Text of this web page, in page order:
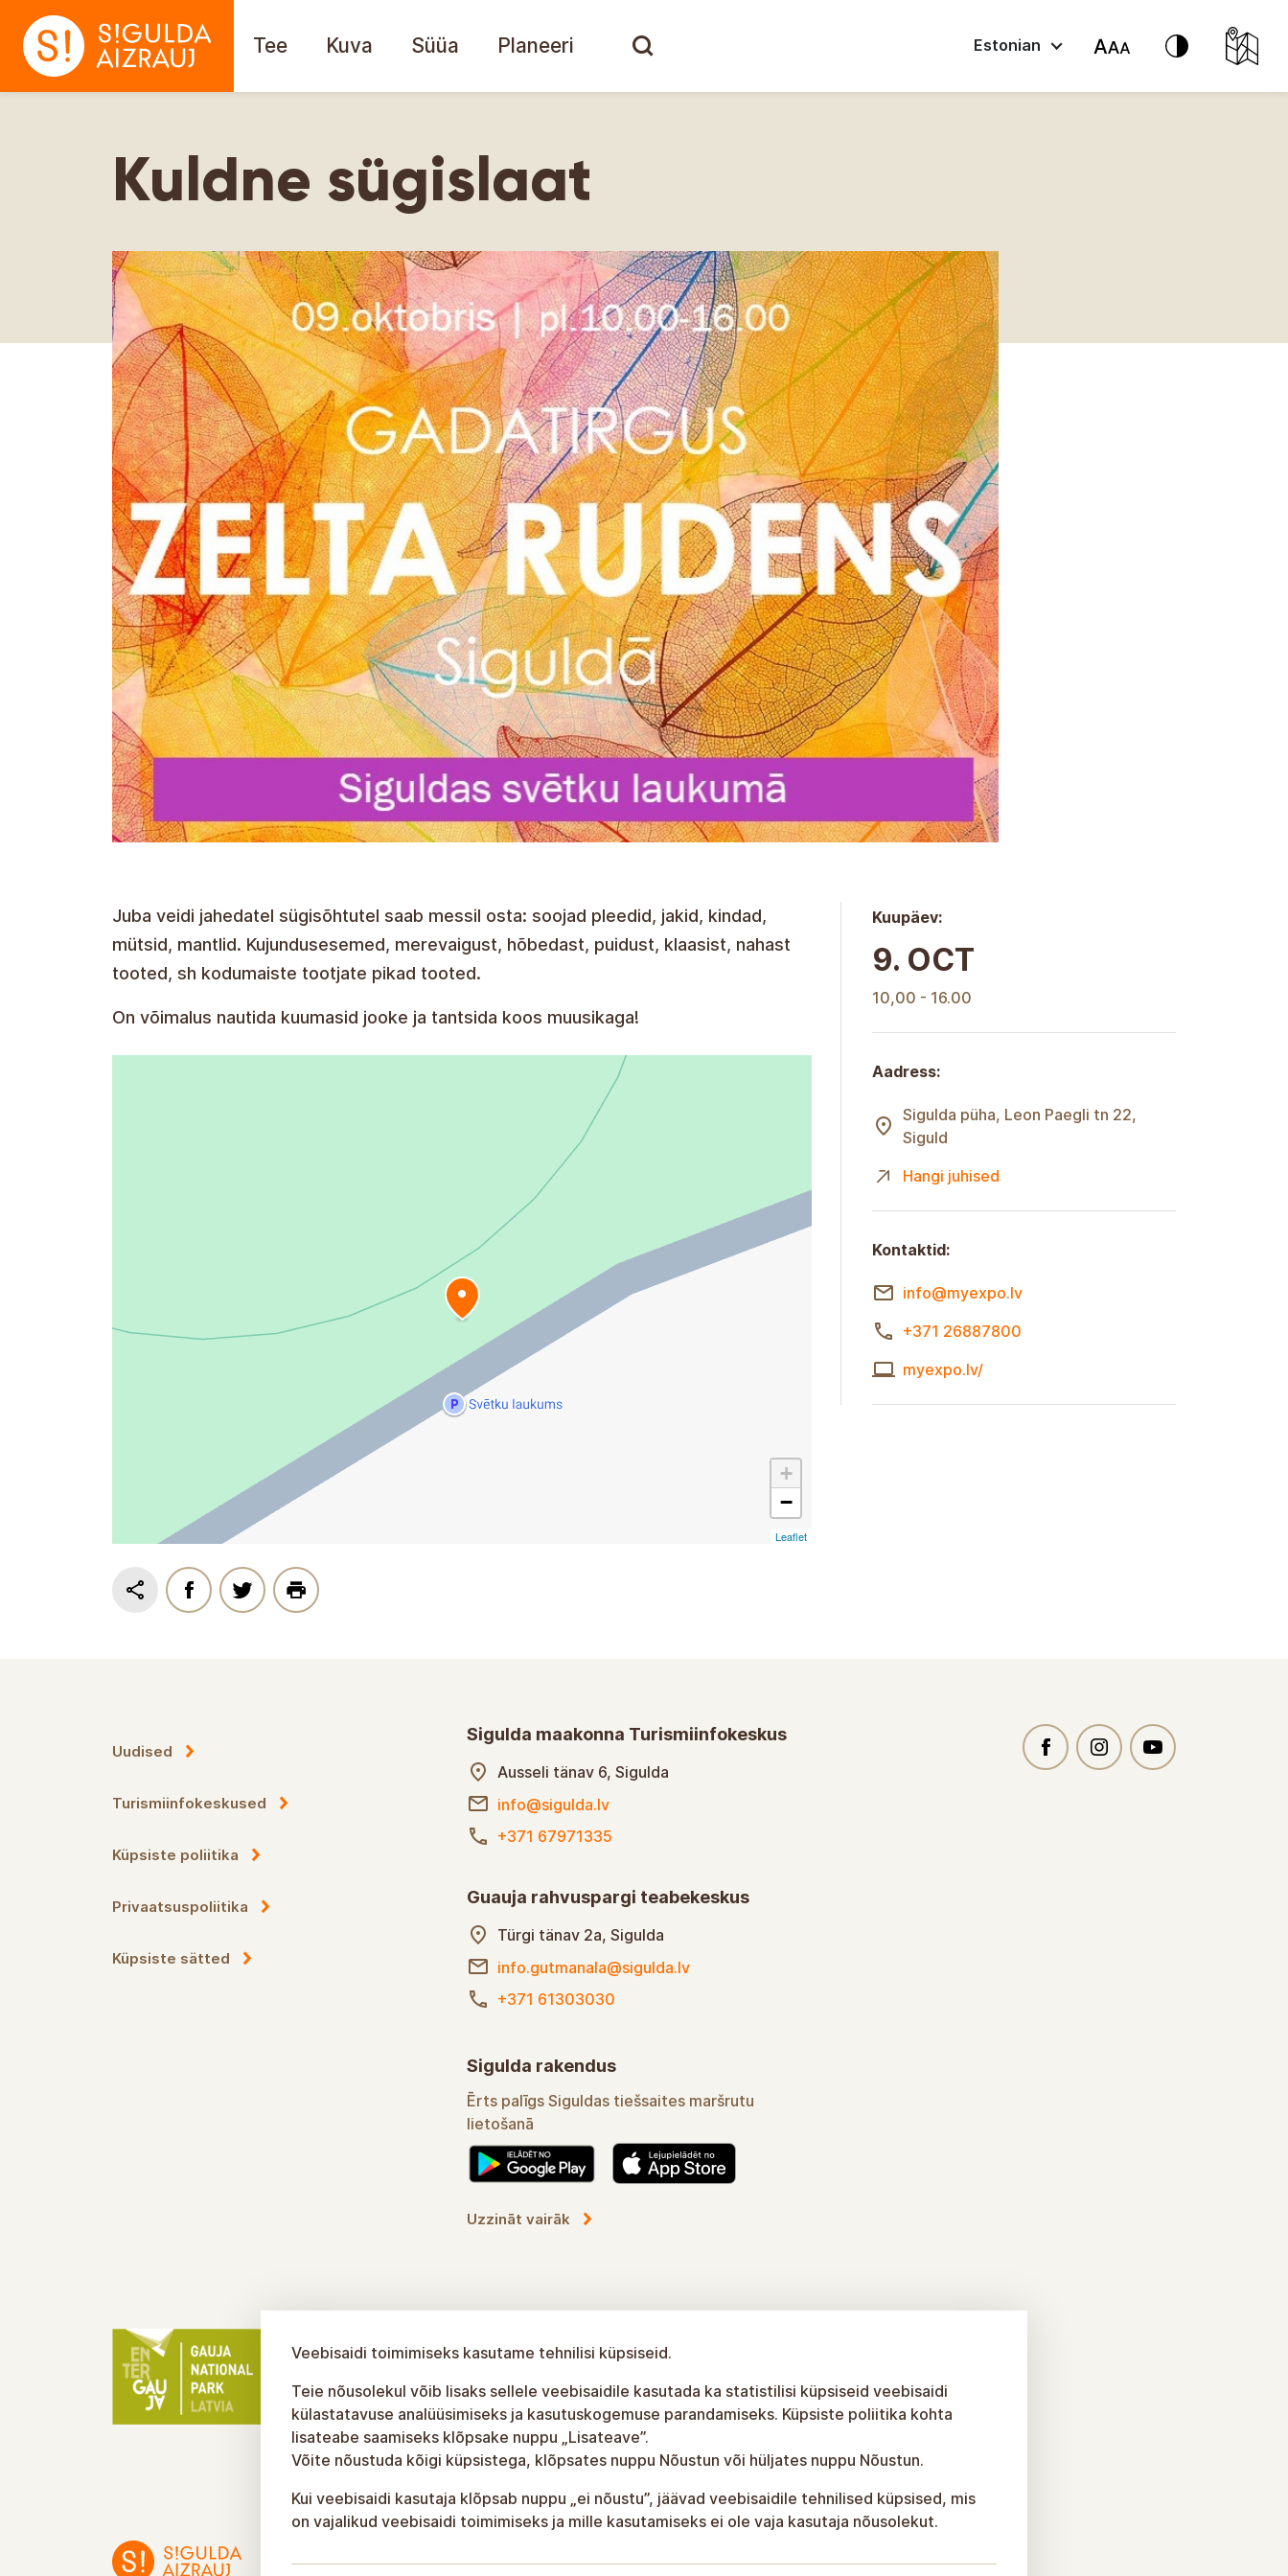
Tee Kuva Süüa Planeeri Estonian
Kuldne sügislaat
Juba veidi jahedatel sügisõhtutel saab messil osta: soojad pleedid, jakid, kindad,
mütsid, mantlid. Kujundusesemed, merevaigust, hõbedast, puidust, klaasist, nahast
tooted, sh kodumaiste tootjate pikad tooted.
On võimalus nautida kuumasid jooke ja tantsida koos muusikaga!
+
−
Leaflet
Kuupäev:
9. OCT
10,00 - 16.00
Aadress:
Sigulda püha, Leon Paegli tn 22,
Siguld
Hangi juhised
Kontaktid:
info@myexpo.lv
+371 26887800
myexpo.lv/
Ausseli tänav 6, Sigulda
info@sigulda.lv
Türgi tänav 2a, Sigulda
info.gutmanala@sigulda.lv
Sigulda rakendus
Mugav abi Sigulda sidusmarsruutide kasutamisel
Lisateave
Veebisaidi toimimiseks kasutame tehnilisi küpsiseid.
Teie nõusolekul võib lisaks sellele veebisaidile kasutada ka statistilisi küpsiseid veebisaidi
külastatavuse analüüsimiseks ja kasutuskogemuse parandamiseks. Küpsiste poliitika kohta
lisateabe saamiseks klõpsake nuppu „Lisateave”.
Võite nõustuda kõigi küpsistega, klõpsates nuppu Nõustun või hüljates nuppu Nõustun.
Kui veebisaidi kasutaja klõpsab nuppu „ei nõustu”, jäävad veebisaidile tehnilised küpsised, mis
on vajalikud veebisaidi toimimiseks ja mille kasutamiseks ei ole vaja kasutaja nõusolekut.